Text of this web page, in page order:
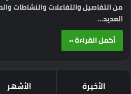
من التفاصيل والتفاعلات والنشاطات
العديد…
أكمل القراءة »
الأخيرة الأشهر